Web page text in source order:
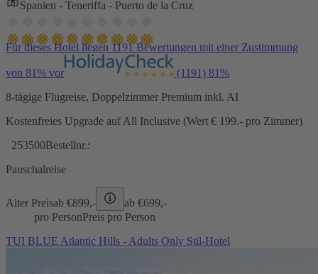
Spanien - Teneriffa - Puerto de la Cruz
Für dieses Hotel liegen 1191 Bewertungen mit einer Zustimmung
von 81% vor (1191) 81%
8-tägige Flugreise, Doppelzimmer Premium inkl. AI
Kostenfreies Upgrade auf All Inclusive (Wert € 199.- pro Zimmer)
253500Bestellnr.:
Pauschalreise
Alter Preisab €899,- ab €699,-
pro PersonPreis pro Person
TUI BLUE Atlantic Hills - Adults Only Stil-Hotel